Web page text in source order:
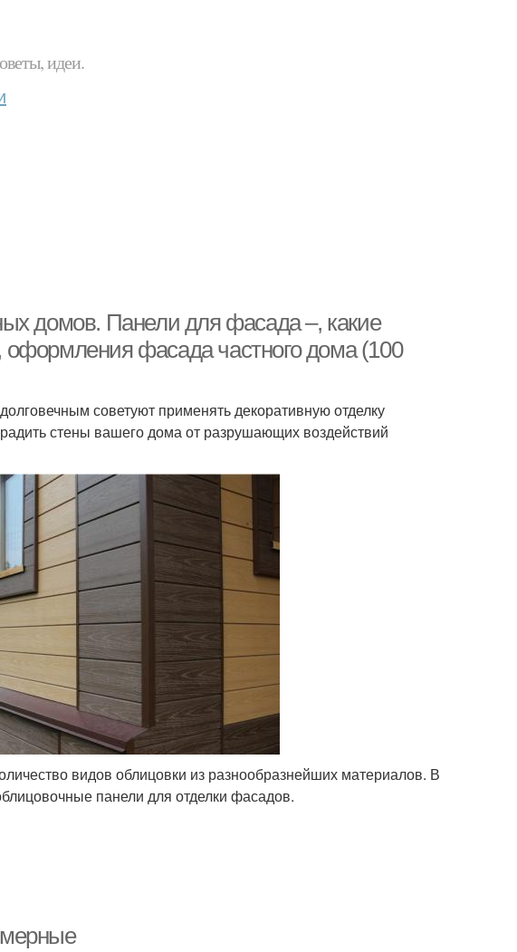
идеи.
домов. Панели для фасада –, какие
фасада частного дома (100
советуют применять декоративную отделку
стены вашего дома от разрушающих воздействий
видов облицовки из разнообразнейших материалов. В
панели для отделки фасадов.